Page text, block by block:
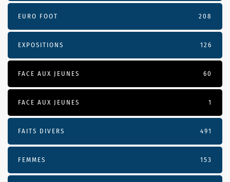
EURO FOOT 208
EXPOSITIONS 126
FACE AUX JEUNES 60
FACE AUX JEUNES 1
FAITS DIVERS 491
FEMMES 153